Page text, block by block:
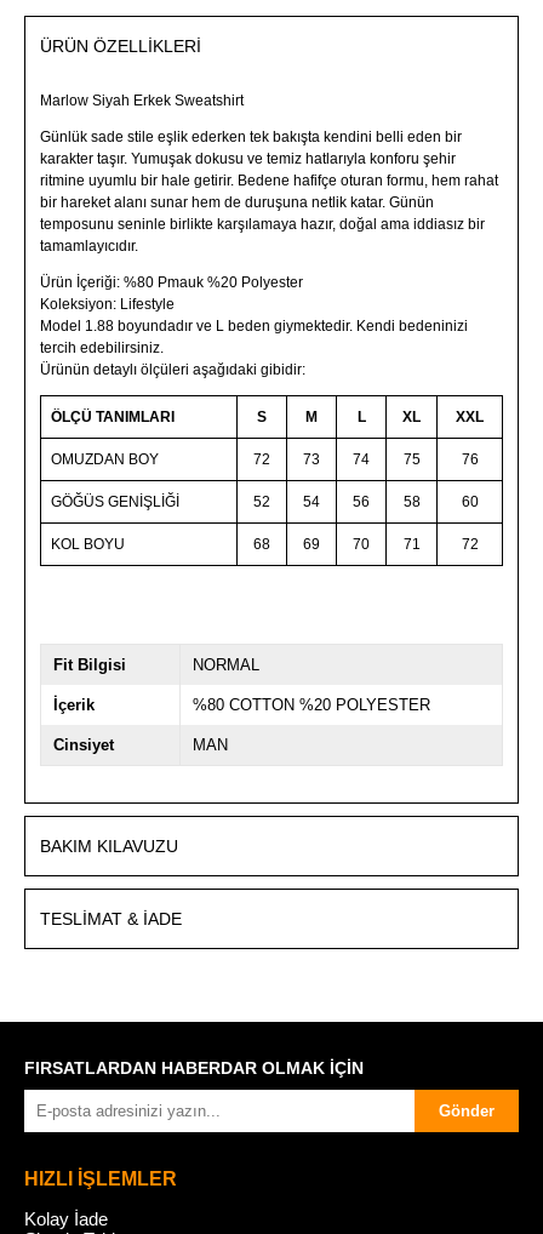
ÜRÜN ÖZELLIKLERI
Marlow Siyah Erkek Sweatshirt
Günlük sade stile eşlik ederken tek bakışta kendini belli eden bir
karakter taşır. Yumuşak dokusu ve temiz hatlarıyla konforu şehir
ritmine uyumlu bir hale getirir. Bedene hafifçe oturan formu, hem rahat
bir hareket alanı sunar hem de duruşuna netlik katar. Günün
temposunu seninle birlikte karşılamaya hazır, doğal ama iddiasız bir
tamamlayıcıdır.
Ürün İçeriği: %80 Pmauk %20 Polyester
Koleksiyon: Lifestyle
Model 1.88 boyundadır ve L beden giymektedir. Kendi bedeninizi
tercih edebilirsiniz.
Ürünün detaylı ölçüleri aşağıdaki gibidir:
ÖLÇÜ TANIMLARI S M L XL XXL
OMUZDAN BOY 72 73 74 75 76
GÖĞÜS GENİŞLİĞİ 52 54 56 58 60
KOL BOYU 68 69 70 71 72
Fit Bilgisi NORMAL
İçerik %80 COTTON %20 POLYESTER
Cinsiyet MAN
BAKIM KILAVUZU
TESLIMAT & İADE
FIRSATLARDAN HABERDAR OLMAK İÇİN
Gönder
HIZLI İŞLEMLER
Kolay İade